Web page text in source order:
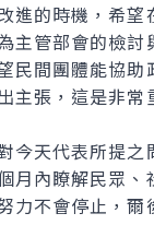
的時機，希望
主管部會的檢討
民間團體能協助
主張，這是非常
天代表所提之
月內瞭解民眾、
力不會停止，爾